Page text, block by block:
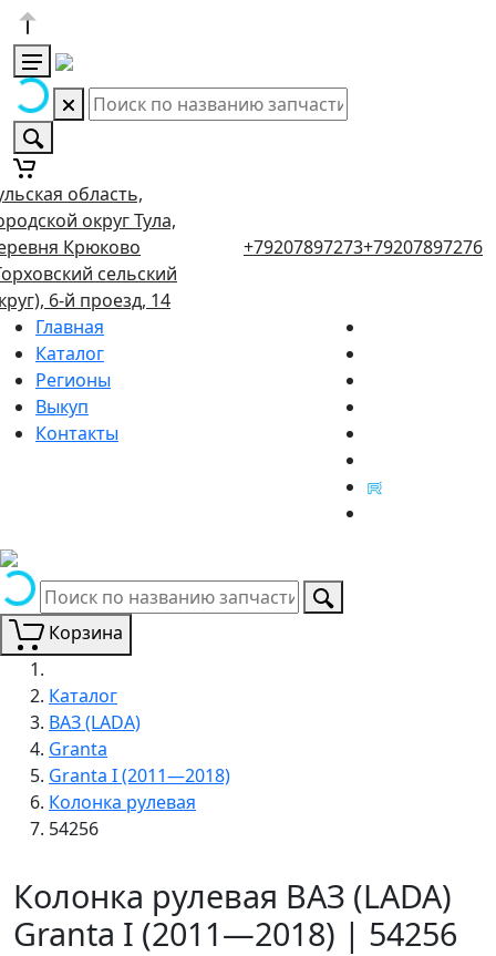
область,
округ Тула,
Крюково
сельский
6-й проезд, 14
+79207897273+79207897276
Главная
Каталог
Регионы
Выкуп
Контакты
Корзина
Каталог
ВАЗ (LADA)
Granta
Granta I (2011—2018)
Колонка рулевая
54256
Колонка рулевая ВАЗ (LADA)
Granta I (2011—2018) | 54256